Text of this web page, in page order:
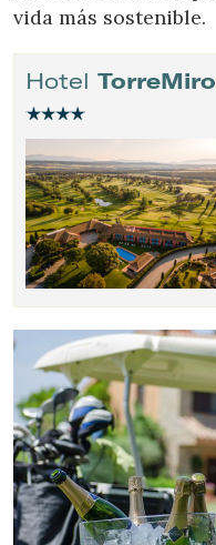
vida más sostenible.
Hotel